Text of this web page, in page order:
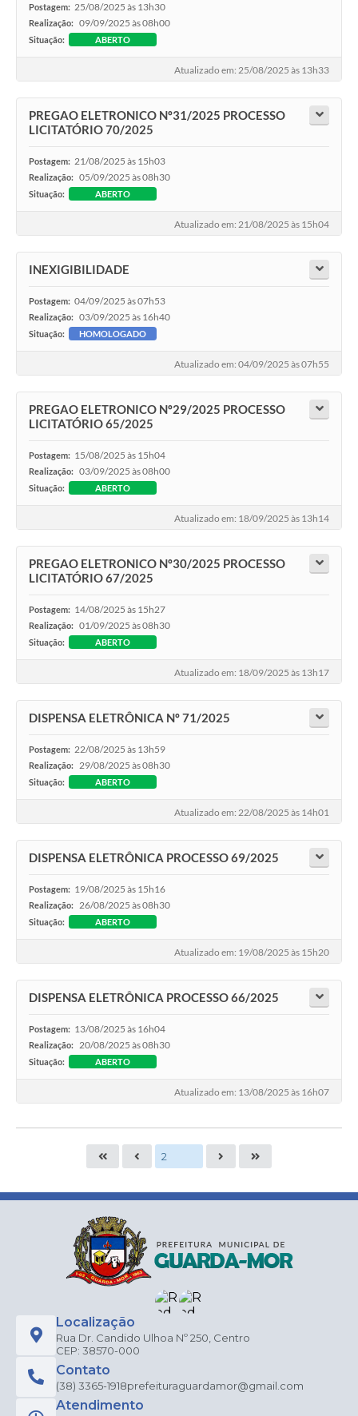
Postagem: 25/08/2025 às 13h30
Realização: 09/09/2025 às 08h00
Situação: ABERTO
Atualizado em: 25/08/2025 às 13h33
PREGAO ELETRONICO Nº31/2025 PROCESSO
LICITATÓRIO 70/2025
Postagem: 21/08/2025 às 15h03
Realização: 05/09/2025 às 08h30
Situação: ABERTO
Atualizado em: 21/08/2025 às 15h04
INEXIGIBILIDADE
Postagem: 04/09/2025 às 07h53
Realização: 03/09/2025 às 16h40
Situação: HOMOLOGADO
Atualizado em: 04/09/2025 às 07h55
PREGAO ELETRONICO Nº29/2025 PROCESSO
LICITATÓRIO 65/2025
Postagem: 15/08/2025 às 15h04
Realização: 03/09/2025 às 08h00
Situação: ABERTO
Atualizado em: 18/09/2025 às 13h14
PREGAO ELETRONICO Nº30/2025 PROCESSO
LICITATÓRIO 67/2025
Postagem: 14/08/2025 às 15h27
Realização: 01/09/2025 às 08h30
Situação: ABERTO
Atualizado em: 18/09/2025 às 13h17
DISPENSA ELETRÔNICA Nº 71/2025
Postagem: 22/08/2025 às 13h59
Realização: 29/08/2025 às 08h30
Situação: ABERTO
Atualizado em: 22/08/2025 às 14h01
DISPENSA ELETRÔNICA PROCESSO 69/2025
Postagem: 19/08/2025 às 15h16
Realização: 26/08/2025 às 08h30
Situação: ABERTO
Atualizado em: 19/08/2025 às 15h20
DISPENSA ELETRÔNICA PROCESSO 66/2025
Postagem: 13/08/2025 às 16h04
Realização: 20/08/2025 às 08h30
Situação: ABERTO
Atualizado em: 13/08/2025 às 16h07
Localização
Rua Dr. Candido Ulhoa Nº 250, Centro
CEP: 38570-000
Contato
(38) 3365-1918prefeituraguardamor@gmail.com
Atendimento